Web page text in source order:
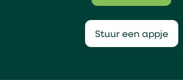
Stuur een appje